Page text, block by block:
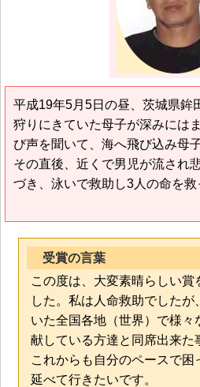
平成19年5月5日の昼、茨城県鉾
狩りにきていた母子が深みには
び声を聞いて、海へ飛び込み母
その直後、近くで男児が流され
づき、泳いで救助し3人の命を救
受賞の言葉
この度は、大変素晴らしい賞
した。私は人命救助でしたが
いた全国各地（世界）で様々
献している方達と同席出来た
これからも自分のペースで困
延べて行きたいです。